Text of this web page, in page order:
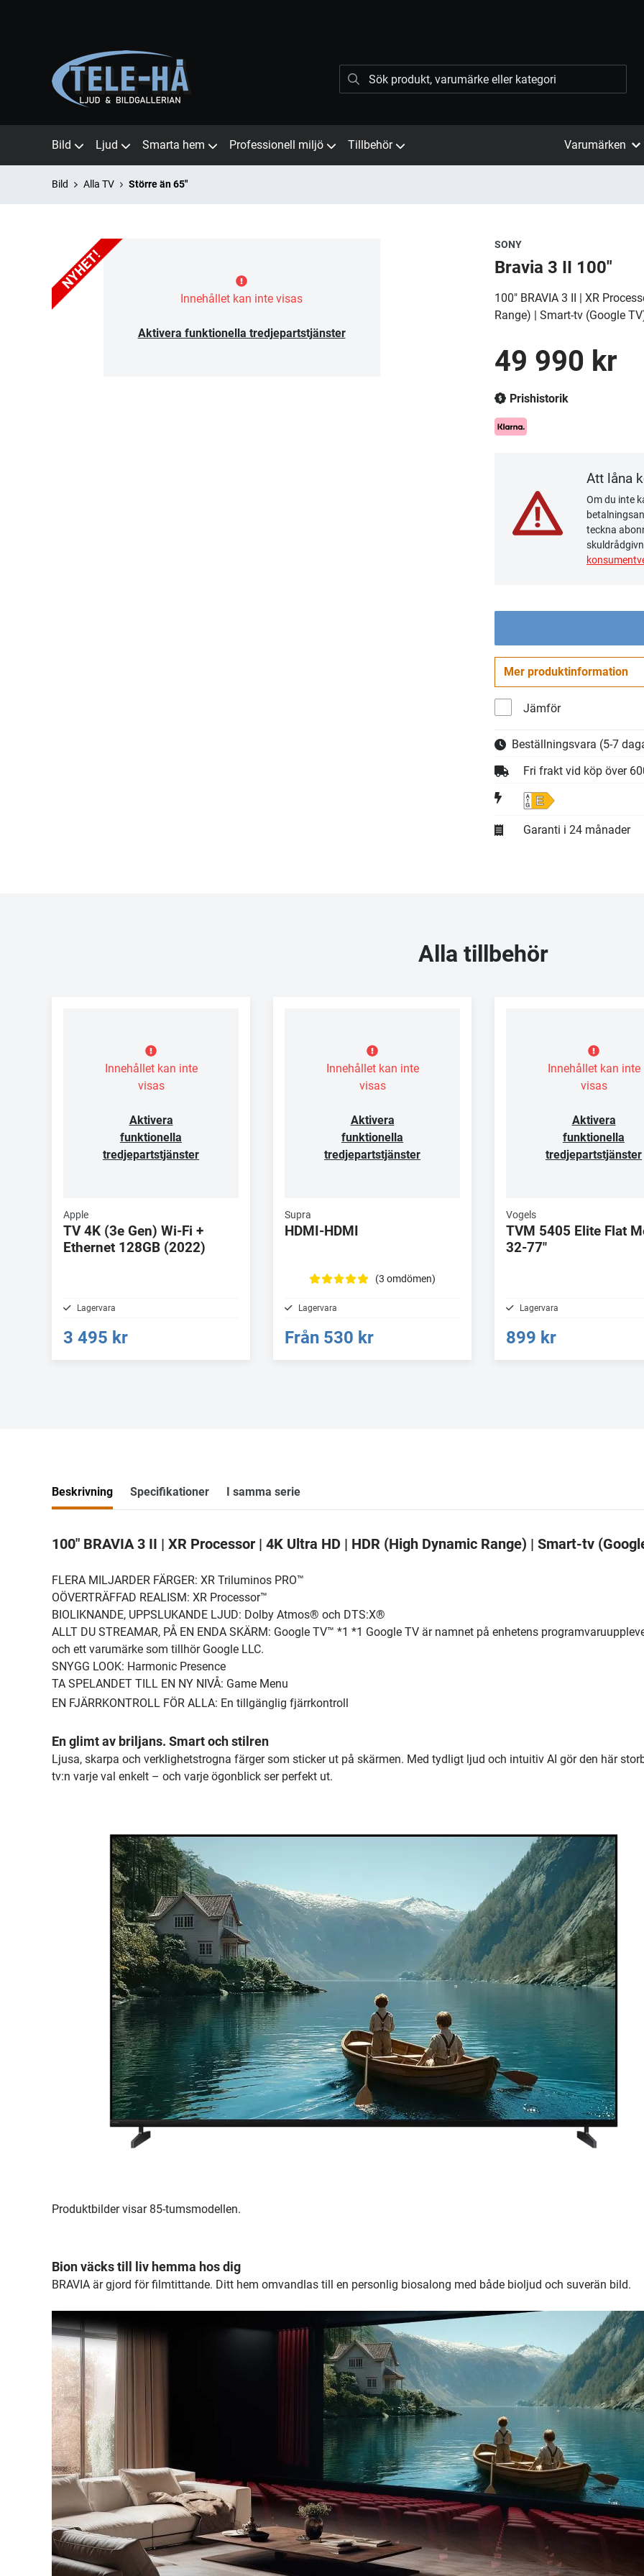
Bild Ljud Smarta hem Professionell miljö Tillbehör Varumärken
Bild Alla TV Större än 65"
Innehållet kan inte visas
Aktivera funktionella tredjepartstjänster
SONY
Bravia 3 II 100"
100" BRAVIA 3 II | XR
Range) | Smart-tv (Google
49 990 kr
Prishistorik
Att låna
Om du inte
teckna
Mer produktinformation
Jämför
Beställningsvara (5-7
Fri frakt vid köp över
E
Garanti i 24 månader
Alla tillbehör
Innehållet kan inte
visas
Aktivera
funktionella
tredjepartstjänster
Apple
TV 4K (3e Gen) Wi-Fi +
Ethernet 128GB (2022)
Lagervara
3 495 kr
Innehållet kan inte
visas
Aktivera
funktionella
tredjepartstjänster
Supra
HDMI-HDMI
(3 omdömen)
Lagervara
Från 530 kr
Innehållet kan inte
visas
Aktivera
funktionella
tredjepartstjänster
Vogels
TVM 5405 Elite Flat
32-77"
Lagervara
899 kr
Beskrivning Specifikationer I samma serie
100" BRAVIA 3 II | XR Processor | 4K Ultra HD | HDR (High Dynamic Range) | Smart-tv
FLERA MILJARDER FÄRGER: XR Triluminos PRO™
OÖVERTRÄFFAD REALISM: XR Processor™
BIOLIKNANDE, UPPSLUKANDE LJUD: Dolby Atmos® och DTS:X®
ALLT DU STREAMAR, PÅ EN ENDA SKÄRM: Google TV™ *1 *1 Google TV är namnet på enhetens
och ett varumärke som tillhör Google LLC.
SNYGG LOOK: Harmonic Presence
TA SPELANDET TILL EN NY NIVÅ: Game Menu
EN FJÄRRKONTROLL FÖR ALLA: En tillgänglig fjärrkontroll
En glimt av briljans. Smart och stilren
Ljusa, skarpa och verklighetstrogna färger som sticker ut på skärmen. Med tydligt ljud och intuitiv AI gör den här
tv:n varje val enkelt – och varje ögonblick ser perfekt ut.
Produktbilder visar 85-tumsmodellen.
Bion väcks till liv hemma hos dig
BRAVIA är gjord för filmtittande. Ditt hem omvandlas till en personlig biosalong med både bioljud och suverän bild.